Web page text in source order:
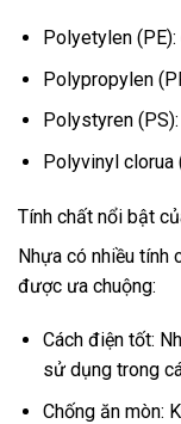
Polyetylen (PE):
Polypropylen
Polystyren (PS):
Polyvinyl clorua
Tính chất nổi bật
Nhựa có nhiều tính
được ưa chuộng:
Cách điện tốt:
sử dụng trong
Chống ăn mòn: